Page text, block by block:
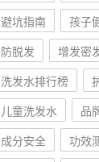
避坑指南
孩子
防脱发
增发密
洗发水排行榜
儿童洗发水
品
成分安全
功效